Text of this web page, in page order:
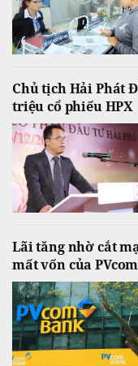
Chủ tịch Hải Phát
triệu cổ phiếu HPX
Lãi tăng nhờ cắt
mất vốn của